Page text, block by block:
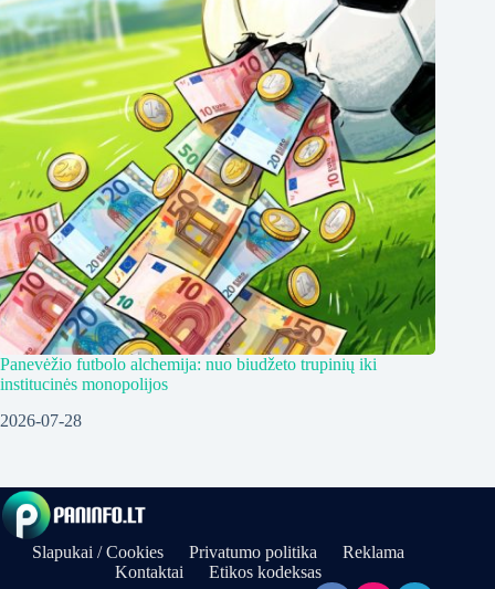
Panevėžio futbolo alchemija: nuo biudžeto trupinių iki
institucinės monopolijos
2026-07-28
Slapukai / Cookies Privatumo politika
Reklama
Kontaktai
Etikos kodeksas